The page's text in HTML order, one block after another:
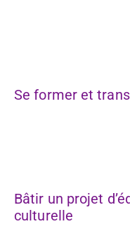
Se former et
Bâtir un projet
culturelle